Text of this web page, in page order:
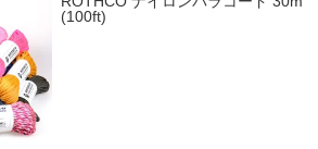
(100ft)